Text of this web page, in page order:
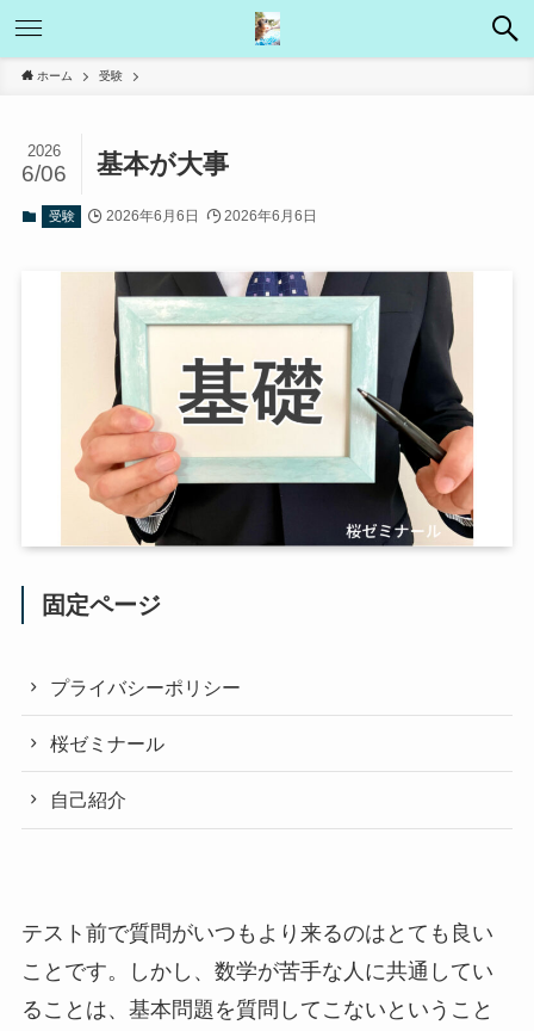
ホーム 受験
基本が大事
2026
6/06
受験 2026年6月6日 2026年6月6日
固定ページ
プライバシーポリシー
桜ゼミナール
自己紹介
テスト前で質問がいつもより来るのはとても良い
ことです。しかし、数学が苦手な人に共通してい
ることは、基本問題を質問してこないということ